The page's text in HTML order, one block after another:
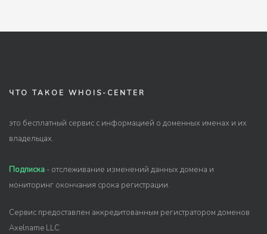
ЧТО ТАКОЕ WHOIS-CENTER
это бесплатный сервис с информацией о доменных именах и их
владельцах.
Подписка - отслеживание изменений данных домена и
мониторинг окончания срока регистрации.
Сервис предоставлен аккредитованным регистратором доменов
Axelname LLC